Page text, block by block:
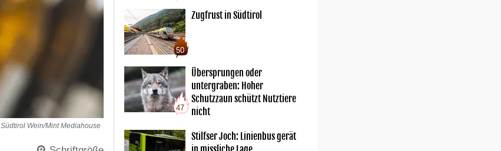
Südtirol Wein/Mint Mediahouse
50
Zugfrust in Südtirol
47
Übersprungen oder
untergraben: Hoher
Schutzzaun schützt Nutztiere
nicht
Stilfser Joch: Linienbus gerät